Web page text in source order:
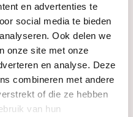
en advertenties te
social media te bieden
Ook delen we
onze site met onze
en analyse. Deze
combineren met andere
of die ze hebben
van hun